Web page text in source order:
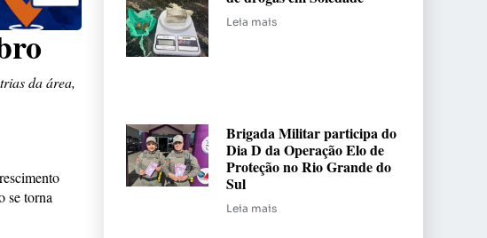
da área,
se torna
Leia mais
Brigada Militar participa do
Dia D da Operação Elo de
Proteção no Rio Grande do
Sul
Leia mais